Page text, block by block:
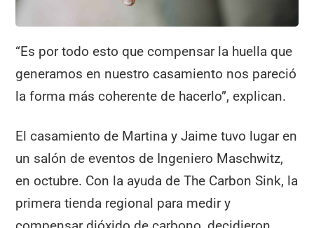
“Es por todo esto que compensar la huella que
generamos en nuestro casamiento nos pareció
la forma más coherente de hacerlo”, explican.
El casamiento de Martina y Jaime tuvo lugar en
un salón de eventos de Ingeniero Maschwitz,
en octubre. Con la ayuda de The Carbon Sink, la
primera tienda regional para medir y